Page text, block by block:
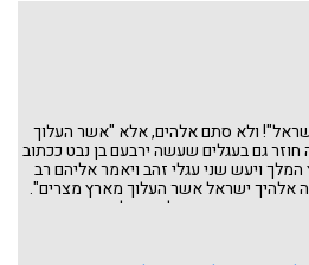
ולא סתם אלהים, אלא "אשר העלוך
חוזר גם בעגלים שעשה ירבעם בן נבט ככתוב
המלך ויעש שני עגלי זהב ויאמר אליהם רב
אלהיך ישראל אשר העלוך מארץ מצרים".
בפרשה זו. בשניהם, לפחות לא אמרו שם